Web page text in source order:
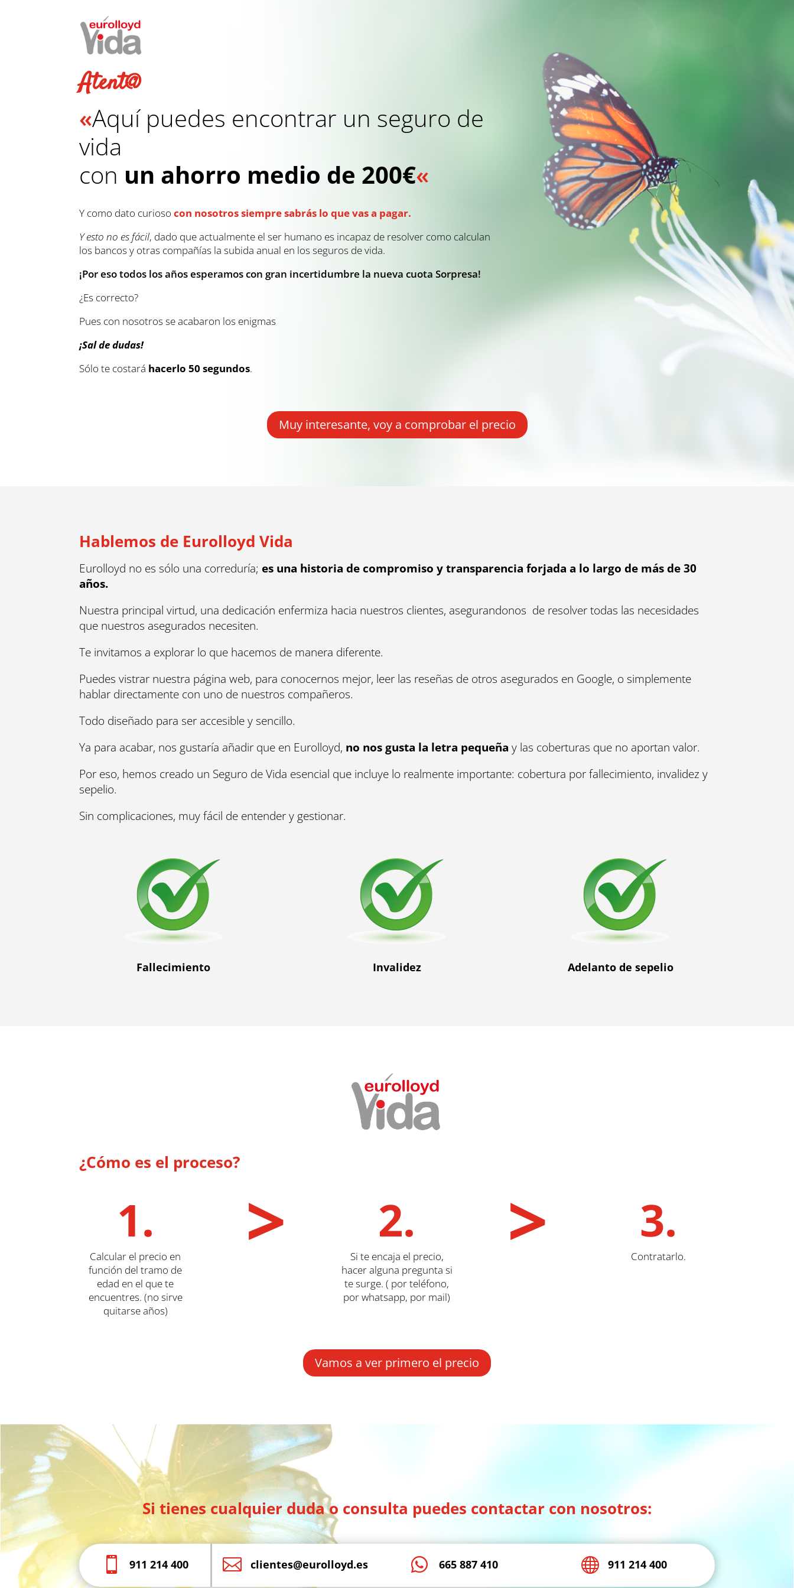
Atent@
«Aquí puedes encontrar un seguro de
vida
con un ahorro medio de 200€«
Y como dato curiosocon nosotros siempre sabrás lo que vas a pagar.
Y esto no es fácil, dado que actualmente el ser humano es incapaz de resolver como calculan
los bancos y otras compañías la subida anual en los seguros de vida.
¡Por eso todos los años esperamos con gran incertidumbre la nueva cuota Sorpresa!
¿Es correcto?
Pues con nosotros se acabaron los enigmas
¡Sal de dudas!
Sólo te costará hacerlo 50 segundos.
Muy interesante, voy a comprobar el precio
Hablemos de Eurolloyd Vida
Eurolloyd no es sólo una correduría; es una historia de compromiso y transparencia forjada a lo largo de más de 30
años.
Nuestra principal virtud, una dedicación enfermiza hacia nuestros clientes, asegurandonos de resolver todas las necesidades
que nuestros asegurados necesiten.
Te invitamos a explorar lo que hacemos de manera diferente.
Puedes vistrar nuestra página web, para conocernos mejor, leer las reseñas de otros asegurados en Google, o simplemente
hablar directamente con uno de nuestros compañeros.
Todo diseñado para ser accesible y sencillo.
Ya para acabar, nos gustaría añadir que en Eurolloyd, no nos gusta la letra pequeña y las coberturas que no aportan valor.
Por eso, hemos creado un Seguro de Vida esencial que incluye lo realmente importante: cobertura por fallecimiento, invalidez y
sepelio.
Sin complicaciones, muy fácil de entender y gestionar.
Fallecimiento Invalidez Adelanto de sepelio
¿Cómo es el proceso?
1.
Calcular el precio en
función del tramo de
edad en el que te
encuentres. (no sirve
quitarse años)
> 2.
Si te encaja el precio,
hacer alguna pregunta si
te surge. ( por teléfono,
por whatsapp, por mail)
> 3.
Contratarlo.
Vamos a ver primero el precio
Si tienes cualquier duda o consulta puedes contactar con nosotros:
 911 214 400  clientes@eurolloyd.es  665 887 410  911 214 400